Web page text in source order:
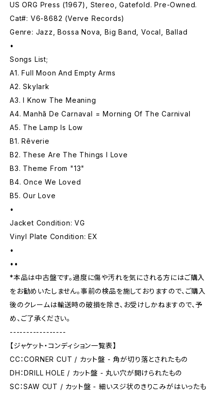
US ORG Press (1967), Stereo, Gatefold. Pre-Owned.
Cat#: V6-8682 (Verve Records)
Genre: Jazz, Bossa Nova, Big Band, Vocal, Ballad
•
Songs List;
A1. Full Moon And Empty Arms
A2. Skylark
A3. I Know The Meaning
A4. Manhã De Carnaval = Morning Of The Carnival
A5. The Lamp Is Low
B1. Rêverie
B2. These Are The Things I Love
B3. Theme From "13"
B4. Once We Loved
B5. Our Love
•
Jacket Condition: VG
Vinyl Plate Condition: EX
•
••
*本品は中古盤です。過度に傷や汚れを気にされる方にはご購入
をお勧めいたしません。事前の検品を施しておりますので、ご購入
後のクレームは輸送時の破損を除き、お受けしかねますので、予
め、ご了承ください。
-----------------
【ジャケット・コンディション一覧表】
CC：CORNER CUT / カット盤 - 角が切り落とされたもの
DH：DRILL HOLE / カット盤 - 丸い穴が開けられたもの
SC：SAW CUT / カット盤 - 細いスジ状のきりこみがはいったも